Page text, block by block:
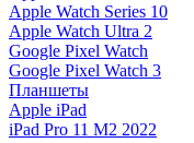
Apple Watch Series 10
Apple Watch Ultra 2
Google Pixel Watch
Google Pixel Watch 3
Планшеты
Apple iPad
iPad Pro 11 M2 2022